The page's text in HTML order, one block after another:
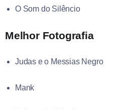
O Som do Silêncio
Melhor Fotografia
Judas e o Messias Negro
Mank